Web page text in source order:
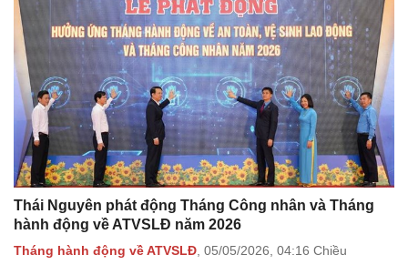
Thái Nguyên phát động Tháng Công nhân và Tháng
hành động về ATVSLĐ năm 2026
Tháng hành động về ATVSLĐ, 05/05/2026, 04:16 Chiều